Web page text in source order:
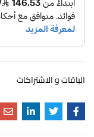
الباقات و الاشتراكات